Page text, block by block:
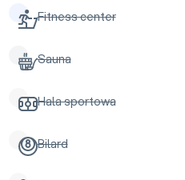
Fitness center
Sauna
Hala sportowa
Bilard